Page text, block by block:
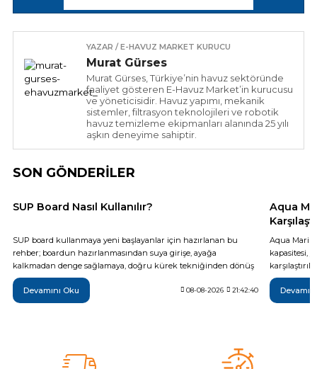
YAZAR / E-HAVUZ MARKET KURUCU
Murat Gürses
Murat Gürses, Türkiye’nin havuz sektöründe
faaliyet gösteren E-Havuz Market’in kurucusu
ve yöneticisidir. Havuz yapımı, mekanik
sistemler, filtrasyon teknolojileri ve robotik
havuz temizleme ekipmanları alanında 25 yılı
aşkın deneyime sahiptir.
SON GÖNDERİLER
SUP Board Nasıl Kullanılır?
SUP board kullanmaya yeni başlayanlar için hazırlanan bu
rehber; boardun hazırlanmasından suya girişe, ayağa
kalkmadan denge sağlamaya, doğru kürek tekniğinden dönüş
ve rota kontrolüne kadar temel kullanım adımlarını açıklar.
Güvenli bir ilk sürüş için gerekli ekipmanlar, rüzgâr ve su
koşulları, sık yapılan hatalar, düşme sonrası boarda çıkış ve
Devamını Oku 08-08-2026 21:42:40
Aqua
Aqua
kapasitesi,
olduğu
Monster,
farkları